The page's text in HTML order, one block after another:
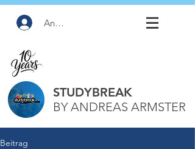
Anmelden
STUDYBREAK
BY ANDREAS ARMSTER
Beitrag